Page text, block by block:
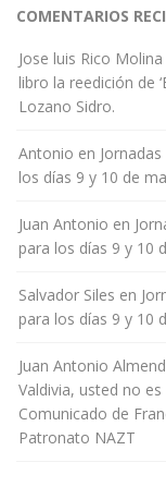
COMENTARIOS
Jose luis Rico Molina
libro la reedición de
Lozano Sidro.
Antonio en
los días 9 y 10 de
Juan Antonio en
para los días 9 y 10
Salvador Siles en
para los días 9 y 10
Juan Antonio
Valdivia, usted no
Comunicado de
Patronato NAZT